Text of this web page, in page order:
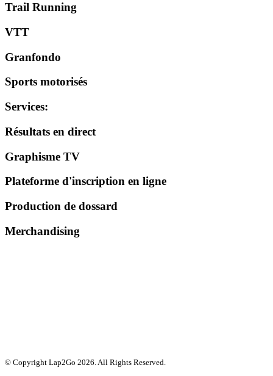
Trail Running
VTT
Granfondo
Sports motorisés
Services:
Résultats en direct
Graphisme TV
Plateforme d'inscription en ligne
Production de dossard
Merchandising
© Copyright Lap2Go 2026. All Rights Reserved.